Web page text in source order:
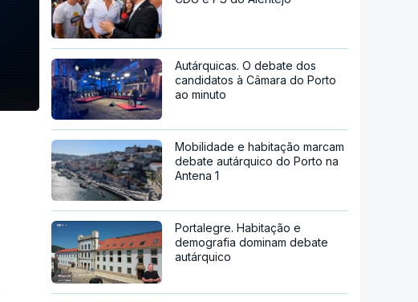
Autárquicas. O debate dos
candidatos à Câmara do Porto
ao minuto
Mobilidade e habitação marcam
debate autárquico do Porto na
Antena 1
Portalegre. Habitação e
demografia dominam debate
autárquico